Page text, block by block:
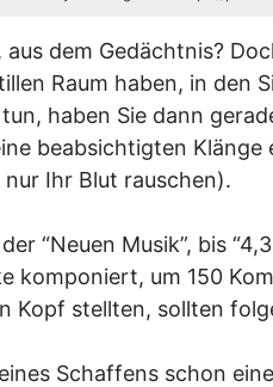
dem Gedächtnis?
Raum haben, in den
haben Sie dann
beabsichtigten
Ihr Blut rauschen).
“Neuen Musik”, bis
komponiert, um 150
Kopf stellten, sollten
Schaffens schon